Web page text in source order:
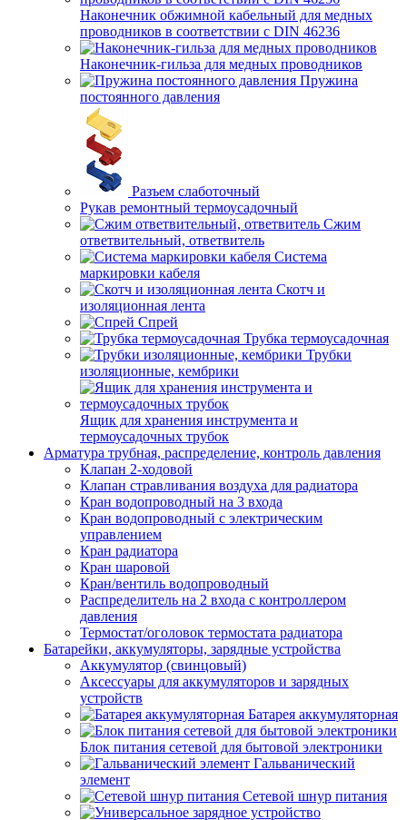
Наконечник обжимной кабельный для медных
проводников в соответствии с DIN 46236
Наконечник-гильза для медных проводников
Пружина
постоянного давления
Разъем слаботочный
Рукав ремонтный термоусадочный
Сжим
ответвительный, ответвитель
Система
маркировки кабеля
Скотч и
изоляционная лента
Спрей
Трубка термоусадочная
Трубки
изоляционные, кембрики
Ящик для хранения инструмента и
термоусадочных трубок
Арматура трубная, распределение, контроль давления
Клапан 2-ходовой
Клапан стравливания воздуха для радиатора
Кран водопроводный на 3 входа
Кран водопроводный с электрическим
управлением
Кран радиатора
Кран шаровой
Кран/вентиль водопроводный
Распределитель на 2 входа с контроллером
давления
Термостат/оголовок термостата радиатора
Батарейки, аккумуляторы, зарядные устройства
Аккумулятор (свинцовый)
Аксессуары для аккумуляторов и зарядных
устройств
Батарея аккумуляторная
Блок питания сетевой для бытовой электроники
Гальванический
элемент
Сетевой шнур питания